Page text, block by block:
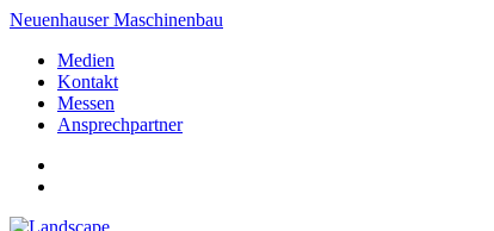
Neuenhauser Maschinenbau
Medien
Kontakt
Messen
Ansprechpartner